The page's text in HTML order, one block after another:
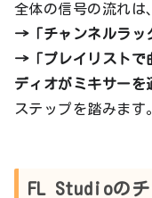
全体の信号の流れは
→「チャンネルラッ
→「プレイリストで
ディオがミキサーを
ステップを踏みます
FL Studioのチ